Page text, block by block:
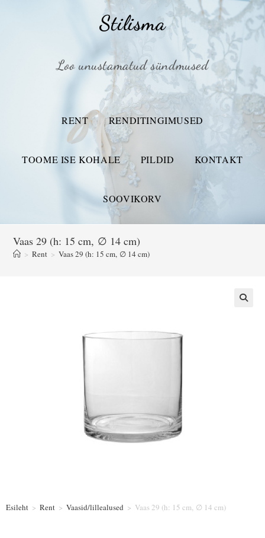
Stilisma
Loo unustamatud sündmused
RENT RENDITINGIMUSED
TOOME ISE KOHALE PILDID KONTAKT
SOOVIKORV
Vaas 29 (h: 15 cm, ∅ 14 cm)
> Rent > Vaas 29 (h: 15 cm, ∅ 14 cm)
Esileht > Rent > Vaasid/lillealused > Vaas 29 (h: 15 cm, ∅ 14 cm)